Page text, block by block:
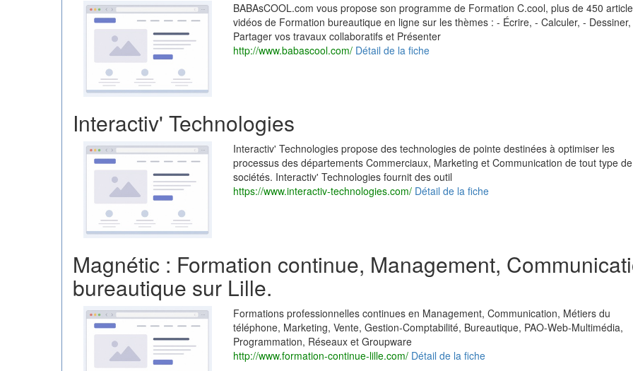
BABAsCOOL.com vous propose son programme de Formation C.cool, plus de 450
vidéos de Formation bureautique en ligne sur les thèmes : - Écrire, - Calculer, - Dessiner,
Partager vos travaux collaboratifs et Présenter
http://www.babascool.com/ Détail de la fiche
Interactiv' Technologies
Interactiv' Technologies propose des technologies de pointe destinées à optimiser les
processus des départements Commerciaux, Marketing et Communication de tout type de
sociétés. Interactiv' Technologies fournit des outil
https://www.interactiv-technologies.com/ Détail de la fiche
Magnétic : Formation continue, Management,
bureautique sur Lille.
Formations professionnelles continues en Management, Communication, Métiers du
téléphone, Marketing, Vente, Gestion-Comptabilité, Bureautique, PAO-Web-Multimédia,
Programmation, Réseaux et Groupware
http://www.formation-continue-lille.com/ Détail de la fiche